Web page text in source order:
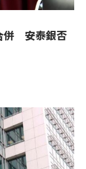
併 安泰銀否